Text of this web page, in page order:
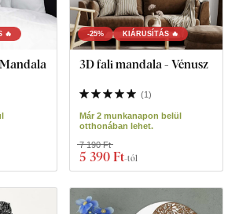
🔥 -25% KIÁRUSÍTÁS 🔥
3D fali mandala - Vénusz
(1)
Már 2 munkanapon belül
otthonában lehet.
5 390 Ft-tól
7 190 Ft